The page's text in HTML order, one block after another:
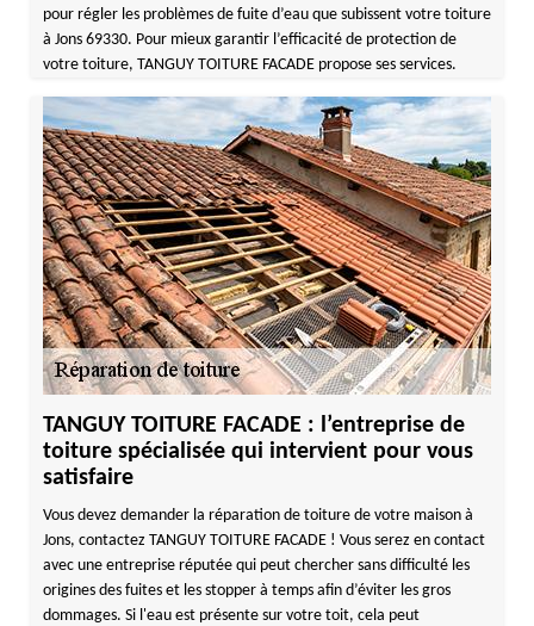
pour régler les problèmes de fuite d’eau que subissent votre toiture
à Jons 69330. Pour mieux garantir l’efficacité de protection de
votre toiture, TANGUY TOITURE FACADE propose ses services.
TANGUY TOITURE FACADE : l’entreprise de
toiture spécialisée qui intervient pour vous
satisfaire
Vous devez demander la réparation de toiture de votre maison à
Jons, contactez TANGUY TOITURE FACADE ! Vous serez en contact
avec une entreprise réputée qui peut chercher sans difficulté les
origines des fuites et les stopper à temps afin d’éviter les gros
dommages. Si l'eau est présente sur votre toit, cela peut